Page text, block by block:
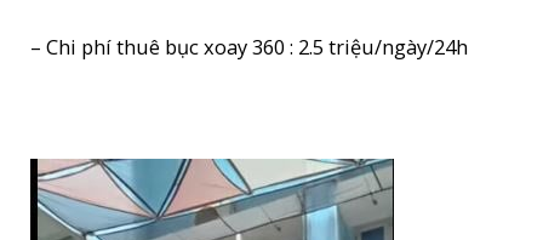
– Chi phí thuê bục xoay 360 : 2.5 triệu/ngày/24h